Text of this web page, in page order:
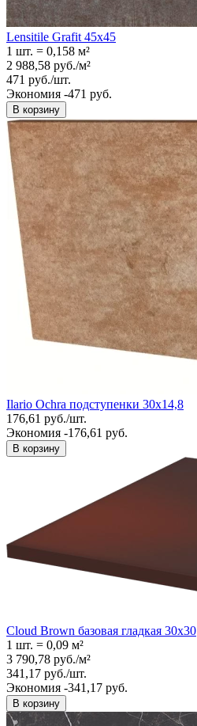
Lensitile Grafit 45x45
1 шт. = 0,158 м²
2 988,58 руб./м²
471 руб./шт.
Экономия -471 руб.
В корзину
Ilario Ochra подступенки 30х14,8
176,61 руб./шт.
Экономия -176,61 руб.
В корзину
Cloud Brown базовая гладкая 30x30
1 шт. = 0,09 м²
3 790,78 руб./м²
341,17 руб./шт.
Экономия -341,17 руб.
В корзину